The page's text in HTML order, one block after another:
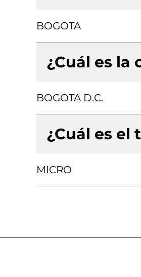
BOGOTA
¿Cuál es la
BOGOTA D.C.
¿Cuál es el
MICRO